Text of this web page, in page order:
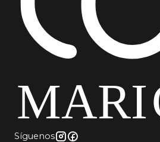
Síguenos